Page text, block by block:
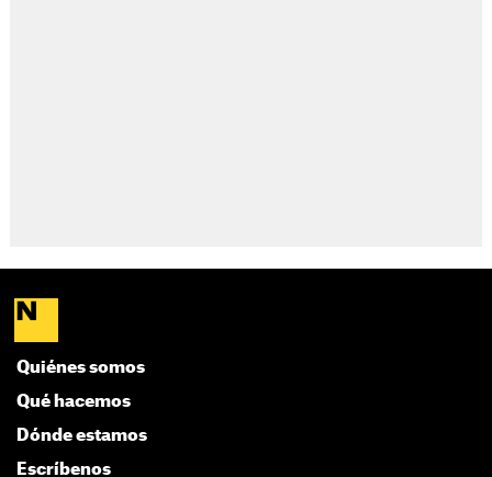
Quiénes somos
Qué hacemos
Dónde estamos
Escríbenos